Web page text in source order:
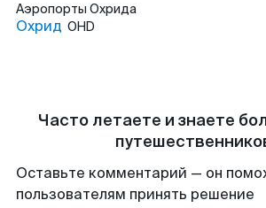
Аэропорты Охрида
Охрид OHD
Часто летаете и знаете
Оставьте комментарий — он
пользователям принять решение